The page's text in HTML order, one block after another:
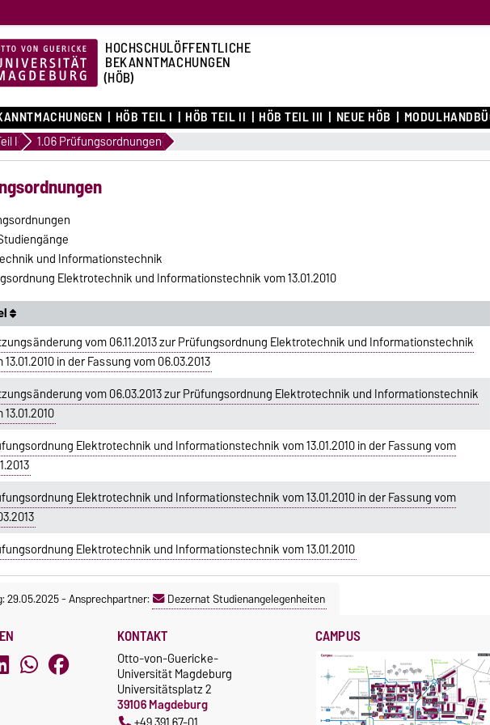
HOCHSCHULÖFFENTLICHE
BEKANNTMACHUNGEN
(HÖB)
HÖB TEIL I HÖB TEIL II HÖB TEIL III NEUE HÖB
I 1.06 Prüfungsordnungen
und Informationstechnik
Elektrotechnik und Informationstechnik vom 13.01.2010
vom 06.11.2013 zur Prüfungsordnung Elektrotechnik und Informationstechnik
13.01.2010 in der Fassung vom 06.03.2013
vom 06.03.2013 zur Prüfungsordnung Elektrotechnik und Informationstechnik
Elektrotechnik und Informationstechnik vom 13.01.2010 in der Fassung vom
Elektrotechnik und Informationstechnik vom 13.01.2010 in der Fassung vom
Elektrotechnik und Informationstechnik vom 13.01.2010
29.05.2025-Ansprechpartner: Dezernat Studienangelegenheiten
KONTAKT
Otto-von-Guericke-
Universität Magdeburg
Universitätsplatz 2
39106 Magdeburg
CAMPUS